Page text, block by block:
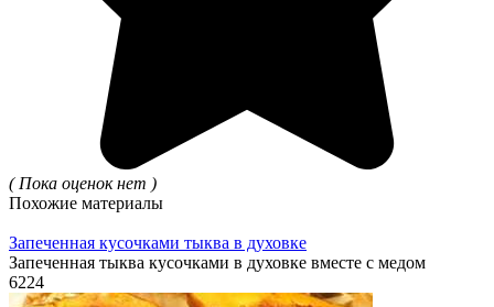
( Пока оценок нет )
Похожие материалы
Запеченная кусочками тыква в духовке
Запеченная тыква кусочками в духовке вместе с медом
6224